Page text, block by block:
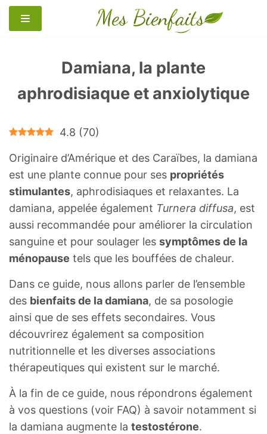
Aller
au
Damiana, la plante
aphrodisiaque et anxiolytique
4.8 (70)
Originaire d’Amérique et des Caraïbes, la damiana
est une plante connue pour ses propriétés
stimulantes, aphrodisiaques et relaxantes. La
damiana, appelée également Turnera diffusa, est
aussi recommandée pour améliorer la circulation
sanguine et pour soulager les symptômes de la
ménopause tels que les bouffées de chaleur.
Dans ce guide, nous allons parler de l’ensemble
des bienfaits de la damiana, de sa posologie
ainsi que de ses effets secondaires. Vous
découvrirez également sa composition
nutritionnelle et les diverses associations
thérapeutiques qui existent sur le marché.
À la fin de ce guide, nous répondrons également
à vos questions (voir FAQ) à savoir notamment si
la damiana augmente la testostérone.